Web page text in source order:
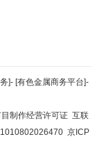
]- [有色金属商务平台]-
制作经营许可证 互联
京ICP